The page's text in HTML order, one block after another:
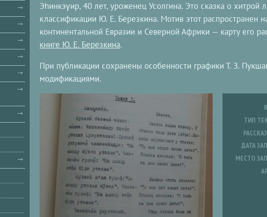
Эhинкэγир, 40 лет, уроженец Усолгина. Это сказка о
классификации Ю. Е. Березкина. Мотив этот распространен
континентальной Евразии и Северной Африки — карту его
книге Ю. Е. Березкина.
При публикации сохранены особенности графики Т. З.
модификациями.
ТИП
ДАТА
МЕСТО